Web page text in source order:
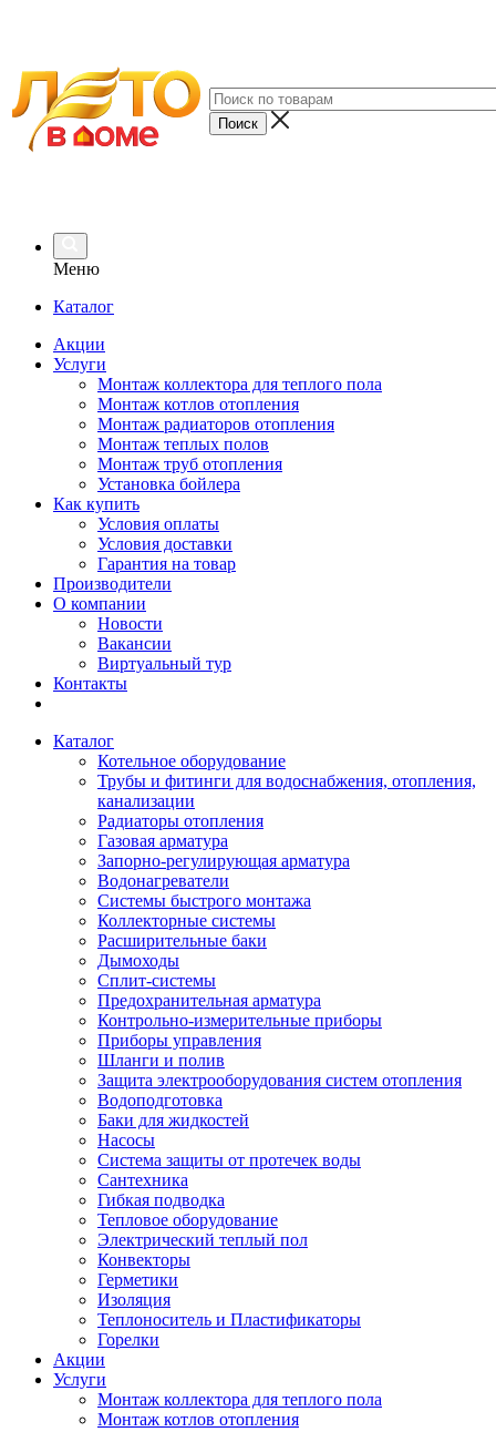
Меню
Каталог
Акции
Услуги
Монтаж коллектора для теплого пола
Монтаж котлов отопления
Монтаж радиаторов отопления
Монтаж теплых полов
Монтаж труб отопления
Установка бойлера
Как купить
Условия оплаты
Условия доставки
Гарантия на товар
Производители
О компании
Новости
Вакансии
Виртуальный тур
Контакты
Каталог
Котельное оборудование
Трубы и фитинги для водоснабжения, отопления,
канализации
Радиаторы отопления
Газовая арматура
Запорно-регулирующая арматура
Водонагреватели
Системы быстрого монтажа
Коллекторные системы
Расширительные баки
Дымоходы
Сплит-системы
Предохранительная арматура
Контрольно-измерительные приборы
Приборы управления
Шланги и полив
Защита электрооборудования систем отопления
Водоподготовка
Баки для жидкостей
Насосы
Система защиты от протечек воды
Сантехника
Гибкая подводка
Тепловое оборудование
Электрический теплый пол
Конвекторы
Герметики
Изоляция
Теплоноситель и Пластификаторы
Горелки
Акции
Услуги
Монтаж коллектора для теплого пола
Монтаж котлов отопления